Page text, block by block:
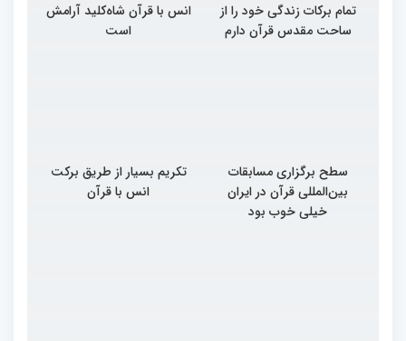
تمام برکات زندگی خود را از
ساحت مقدس قرآن دارم
انس با قرآن شاه‌کلید آرامش
است
سطح برگزاری مسابقات
بین‌المللی قرآن در ایران
خیلی خوب بود
تکریم بسیار از طریق برکت
انس با قرآن